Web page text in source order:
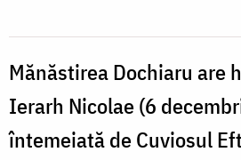
Munte
Athos
Mănăstirea Dochiaru are
Ierarh Nicolae (6
întemeiată de Cuviosul